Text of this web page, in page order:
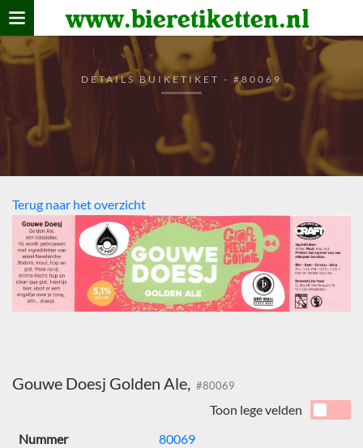
www.bieretiketten.nl
Home
verzamelen
De bierkaart
Bezoekers
DETAILS BUIKETIKET - #80069
Terug naar het overzicht
Gouwe Doesj Golden Ale, #80069
Toon lege velden
Nummer
80069